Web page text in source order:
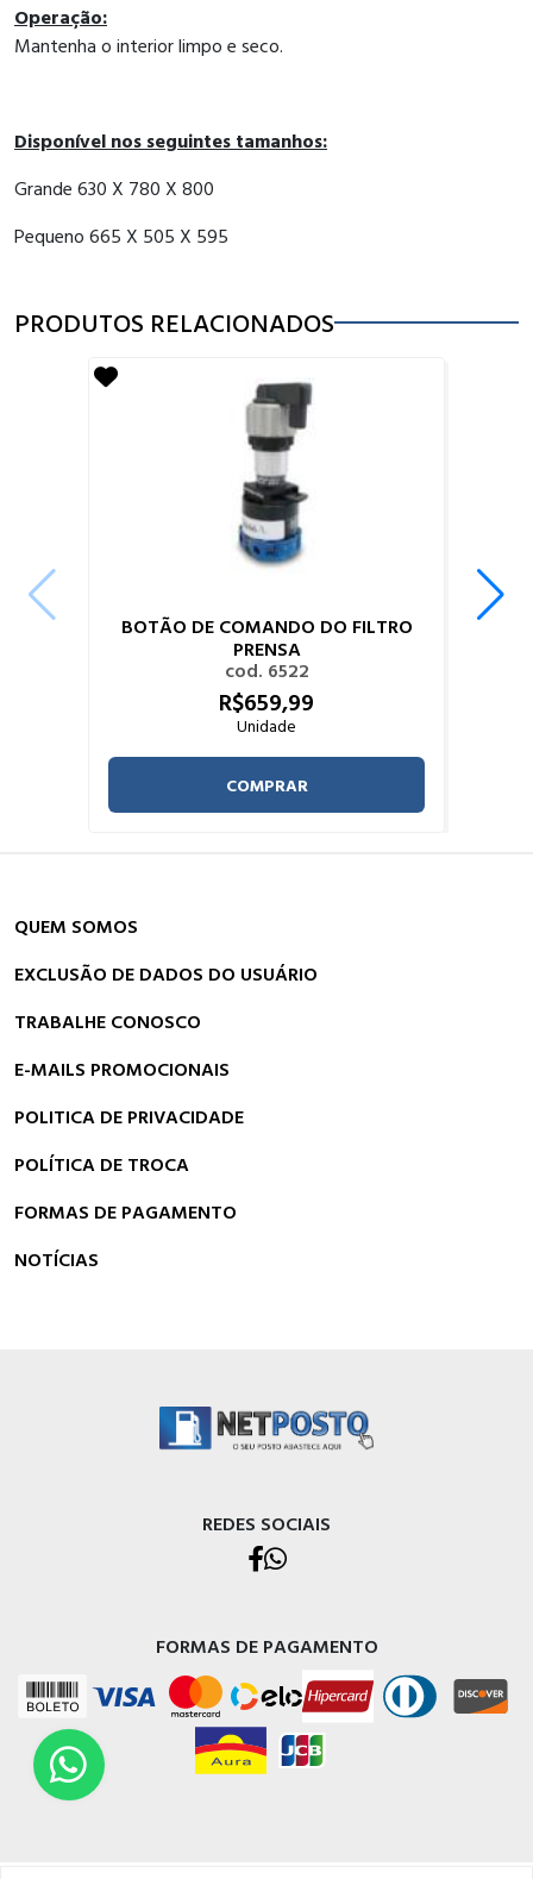
Operação:
Mantenha o interior limpo e seco.
Disponível nos seguintes tamanhos:
Grande 630 X 780 X 800
Pequeno 665 X 505 X 595
PRODUTOS RELACIONADOS
BOTÃO DE COMANDO DO FILTRO
PRENSA
cod. 6522
R$659,99
Unidade
COMPRAR
QUEM SOMOS
EXCLUSÃO DE DADOS DO USUÁRIO
TRABALHE CONOSCO
E-MAILS PROMOCIONAIS
POLITICA DE PRIVACIDADE
POLÍTICA DE TROCA
FORMAS DE PAGAMENTO
NOTÍCIAS
REDES SOCIAIS
FORMAS DE PAGAMENTO